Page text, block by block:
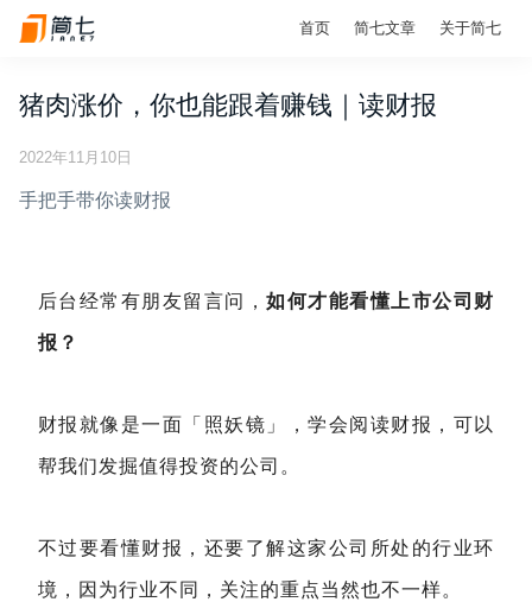
首页 简七文章 关于简七
猪肉涨价，你也能跟着赚钱｜读财报
2022年11月10日
手把手带你读财报
后台经常有朋友留言问，如何才能看懂上市公司财
报？
财报就像是一面「照妖镜」，学会阅读财报，可以
帮我们发掘值得投资的公司。
不过要看懂财报，还要了解这家公司所处的行业环
境，因为行业不同，关注的重点当然也不一样。